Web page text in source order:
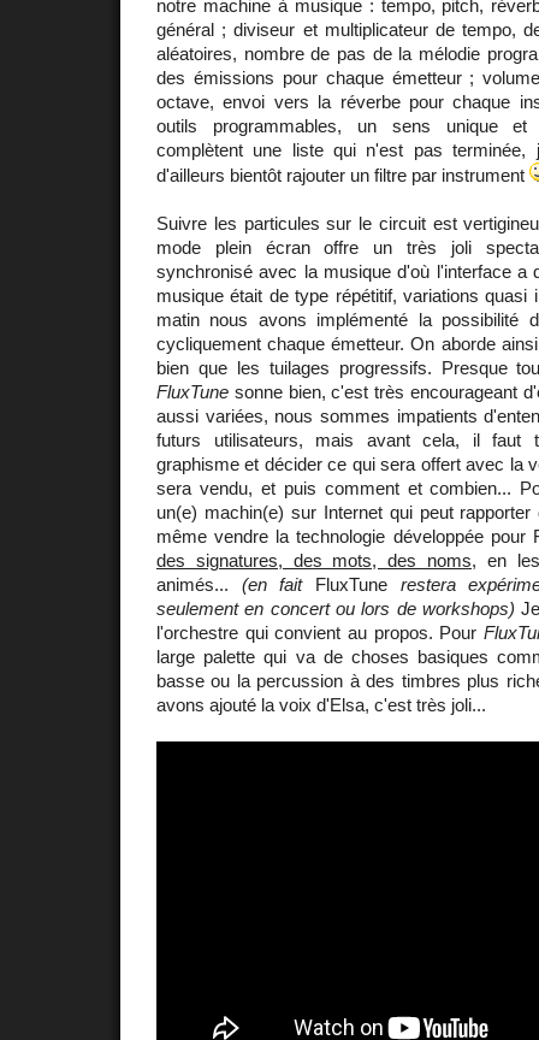
notre machine à musique : tempo, pitch,
général ; diviseur et multiplicateur de tempo,
aléatoires, nombre de pas de la mélodie
des émissions pour chaque émetteur ;
octave, envoi vers la réverbe pour chaque
outils programmables, un sens unique et
complètent une liste qui n'est pas
d'ailleurs bientôt rajouter un filtre par instrument
Suivre les particules sur le circuit est
mode plein écran offre un très joli
synchronisé avec la musique d'où l'interface a
musique était de type répétitif, variations quasi
matin nous avons implémenté la possibilité
cycliquement chaque émetteur. On aborde
bien que les tuilages progressifs. Presque
FluxTune sonne bien, c'est très encourageant
aussi variées, nous sommes impatients
futurs utilisateurs, mais avant cela, il faut
graphisme et décider ce qui sera offert avec la
sera vendu, et puis comment et combien...
un(e) machin(e) sur Internet qui peut
même vendre la technologie développée pour
des signatures, des mots, des noms, en
animés... (en fait FluxTunerestera
seulement en concert ou lors de workshops)
l'orchestre qui convient au propos. Pour
large palette qui va de choses basiques
basse ou la percussion à des timbres plus
avons ajouté la voix d'Elsa, c'est très joli...